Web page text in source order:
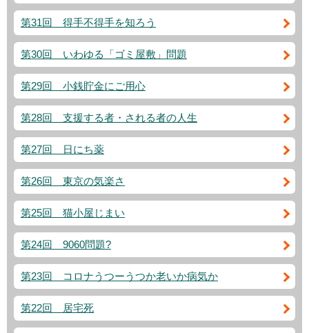
第31回 得手不得手を知ろう
第30回 いわゆる「ゴミ屋敷」問題
第29回 小銭貯金にご用心
第28回 支援する者・される者の人生
第27回 日にち薬
第26回 東京の気楽さ
第25回 猫小屋じまい
第24回 9060問題?
第23回 コロナうつーうつか老いか病気か
第22回 居宅死